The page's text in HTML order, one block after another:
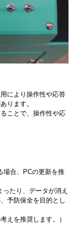
により操作性や応答
ります。
ことで、操作性や応
場合、PCの更新を推
たり、データが消え
予防保全を目的とし
えを推奨します。）